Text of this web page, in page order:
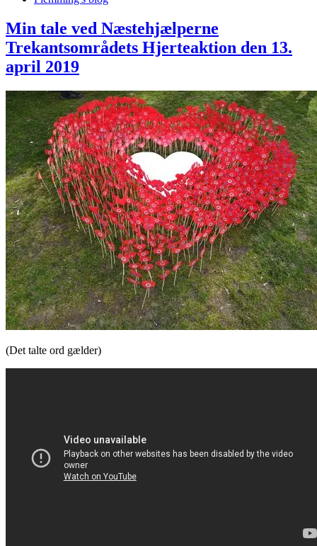
Min tale ved Næstehjælperne
Trekantsområdets Hjerteaktion den 13.
april 2019
(Det talte ord gælder)